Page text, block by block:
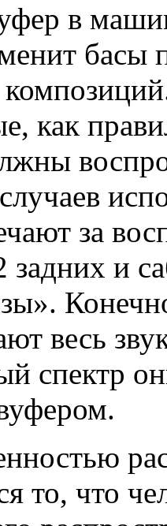
в
басы
как
за
задних и
весь
спектр
то, что